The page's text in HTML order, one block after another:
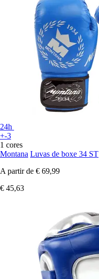
24h
+-3
1 cores
Montana Luvas de boxe 34 ST
A partir de € 69,99
€ 45,63